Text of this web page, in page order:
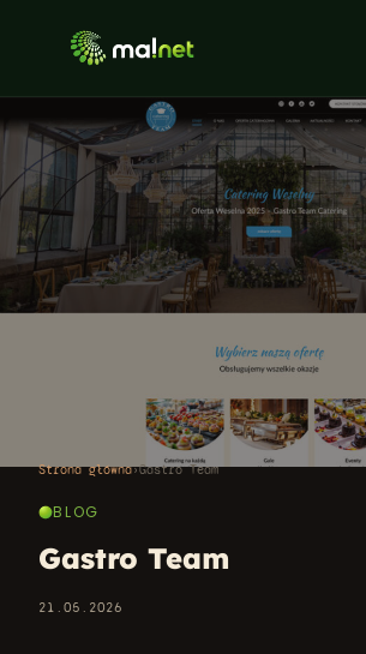
Strona główna›Gastro Team
BLOG
Gastro Team
21.05.2026